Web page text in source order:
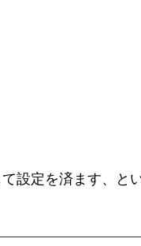
設定を済ます、と